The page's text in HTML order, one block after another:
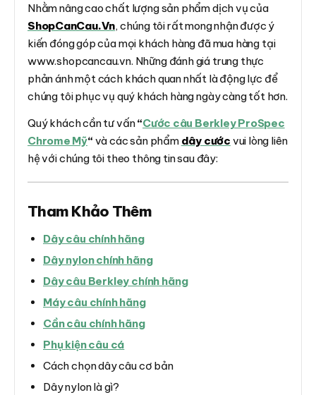
Nhằm nâng cao chất lượng sản phẩm dịch vụ của
ShopCanCau.Vn, chúng tôi rất mong nhận được ý
kiến đóng góp của mọi khách hàng đã mua hàng tại
www.shopcancau.vn. Những đánh giá trung thực
phản ánh một cách khách quan nhất là động lực để
chúng tôi phục vụ quý khách hàng ngày càng tốt hơn.
Quý khách cần tư vấn“Cước câu Berkley ProSpec
Chrome Mỹ“ và các sản phẩm dây cước vui lòng liên
hệ với chúng tôi theo thông tin sau đây:
Tham Khảo Thêm
Dây câu chính hãng
Dây nylon chính hãng
Dây câu Berkley chính hãng
Máy câu chính hãng
Cần câu chính hãng
Phụ kiện câu cá
Cách chọn dây câu cơ bản
Dây nylon là gì?